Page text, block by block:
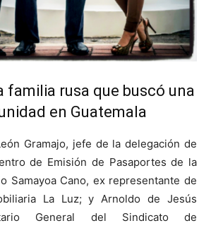
familia rusa que buscó una
en Guatemala
Gramajo, jefe de la delegación de
de Emisión de Pasaportes de la
Samayoa Cano, ex representante de
La Luz; y Arnoldo de Jesús
General del Sindicato de